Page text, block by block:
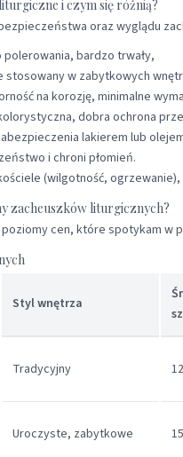
i czym się różnią?
oraz wyglądu
bardzo trwały,
w zabytkowych
na korozję, minimalne
dobra ochrona
lakierem lub
i chroni płomień.
(wilgotność,
zacheuszków liturgicznych?
cen, które spotykam w
Styl wnętrza
Tradycyjny
Uroczyste, zabytkowe